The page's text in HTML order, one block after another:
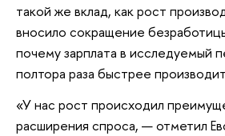
такой же вклад, как рост
вносило сокращение
почему зарплата в исследуемый
полтора раза быстрее
«У нас рост происходил
расширения спроса, — отметил